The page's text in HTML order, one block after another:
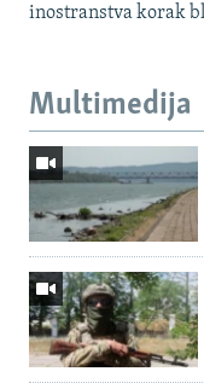
inostranstva korak
Multimedija